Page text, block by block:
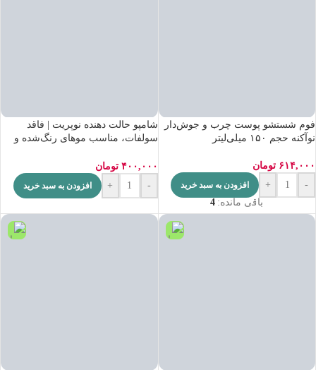
فوم شستشو پوست چرب و جوش‌دار
نوآکنه حجم ۱۵۰ میلی‌لیتر
۶۱۴,۰۰۰ تومان
-
+ افزودن به سبد خرید
باقی مانده: 4
شامپو حالت دهنده نوپریت | فاقد
سولفات، مناسب موهای رنگ‌شده و
۴۰۰,۰۰۰ تومان
-
+ افزودن به سبد خرید